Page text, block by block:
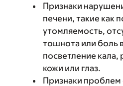
Признаки
печени, такие как
утомляемость,
тошнота или боль
посветление кала,
кожи или глаз.
Признаки